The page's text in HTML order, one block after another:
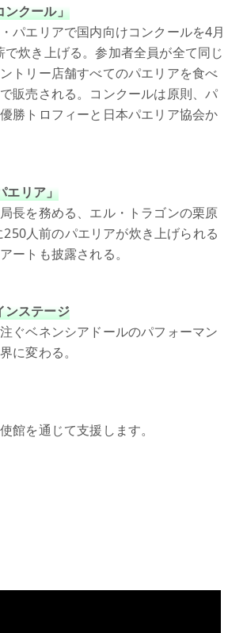
ンクール」
パエリアで国内向けコンクールを4月
炊き上げる。参加者全員が全て同じ
トリー店舗すべてのパエリアを食べ
販売される。コンクールは原則、パ
勝トロフィーと日本パエリア協会か
エリア」
長を務める、エル・トラゴンの栗原
人前のパエリアが炊き上げられる
ートも披露される。
ンステージ
ぐベネンシアドールのパフォーマン
に変わる。
館を通じて支援します。